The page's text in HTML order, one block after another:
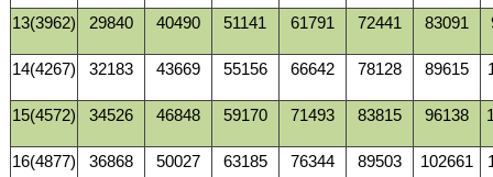
13(3962) 29840 40490 51141 61791 72441 83091
14(4267) 32183 43669 55156 66642 78128 89615
15(4572) 34526 46848 59170 71493 83815 96138
16(4877) 36868 50027 63185 76344 89503 102661